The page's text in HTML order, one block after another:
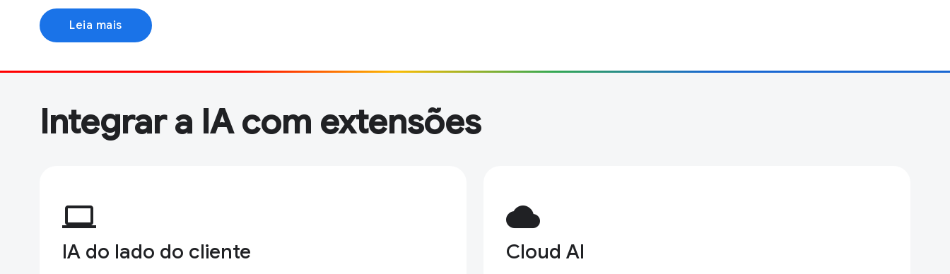
Leia mais
Integrar a IA com extensões
computer
IA do lado do cliente
cloud
Cloud AI